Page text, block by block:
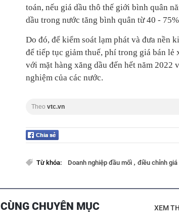
toán, nếu giá dầu thô thế giới bình quân
dầu trong nước tăng bình quân từ 40 -
Do đó, để kiểm soát lạm phát và đưa nền
để tiếp tục giảm thuế, phí trong giá bán
với mặt hàng xăng dầu đến hết năm
nghiệm của các nước.
Theo vtc.vn
Từ khóa: Doanh nghiệp đầu mối , điều chỉnh giá
CÙNG CHUYÊN MỤC XEM